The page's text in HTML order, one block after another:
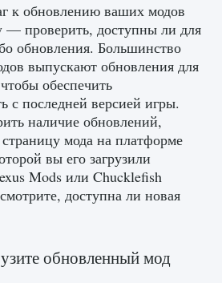
Fortnite
1 335 0 0
к обновлению ваших модов
— проверить, доступны ли для
обновления. Большинство
выпускают обновления для
обеспечить
с последней версией игры.
наличие обновлений,
мода на платформе
вы его загрузили
Mods или Chucklefish
доступна ли новая
обновленный мод